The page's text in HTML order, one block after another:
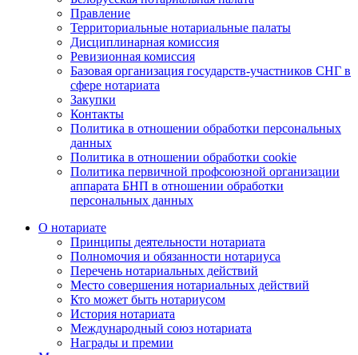
Правление
Территориальные нотариальные палаты
Дисциплинарная комиссия
Ревизионная комиссия
Базовая организация государств-участников СНГ в
сфере нотариата
Закупки
Контакты
Политика в отношении обработки персональных
данных
Политика в отношении обработки cookie
Политика первичной профсоюзной организации
аппарата БНП в отношении обработки
персональных данных
О нотариате
Принципы деятельности нотариата
Полномочия и обязанности нотариуса
Перечень нотариальных действий
Место совершения нотариальных действий
Кто может быть нотариусом
История нотариата
Международный союз нотариата
Награды и премии